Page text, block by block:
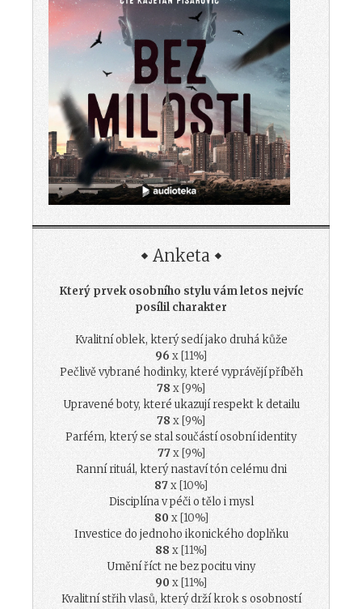
Anketa
Který prvek osobního stylu vám letos nejvíc
posílil charakter
Kvalitní oblek, který sedí jako druhá kůže
96 x [11%]
Pečlivě vybrané hodinky, které vyprávějí příběh
78 x [9%]
Upravené boty, které ukazují respekt k detailu
78 x [9%]
Parfém, který se stal součástí osobní identity
77x [9%]
Ranní rituál, který nastaví tón celému dni
87x [10%]
Disciplína v péči o tělo i mysl
80 x [10%]
Investice do jednoho ikonického doplňku
88 x [11%]
Umění říct ne bez pocitu viny
90 x [11%]
Kvalitní střih vlasů, který drží krok s osobností